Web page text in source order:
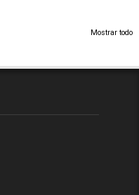
Mostrar todo